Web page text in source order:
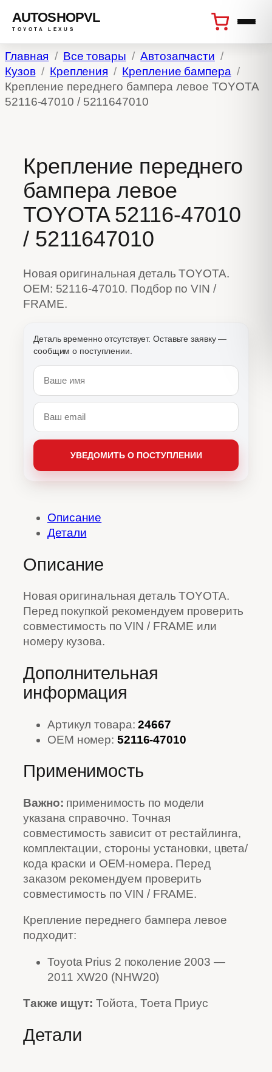
Перейти
к
содержимому
AUTOSHOPVL
TOYOTA LEXUS
Главная Все товары
Автозапчасти
Кузов
Крепления
Крепление бампера
Крепление переднего бампера левое TOYOTA
52116-47010 / 5211647010
Крепление переднего
бампера левое
TOYOTA 52116-47010
/ 5211647010
Новая оригинальная деталь TOYOTA.
OEM: 52116-47010. Подбор по VIN /
FRAME.
Описание
Детали
Описание
Новая оригинальная деталь TOYOTA.
Перед покупкой рекомендуем проверить
совместимость по VIN / FRAME или
номеру кузова.
Дополнительная
информация
Артикул товара:24667
OEM номер: 52116-47010
Применимость
Важно: применимость по модели
указана справочно. Точная
совместимость зависит от рестайлинга,
комплектации, стороны установки, цвета/
кода краски и OEM-номера. Перед
заказом рекомендуем проверить
совместимость по VIN / FRAME.
Крепление переднего бампера левое
подходит:
Toyota Prius 2 поколение 2003 —
2011 XW20 (NHW20)
Также ищут: Тойота, Тоета Приус
Детали